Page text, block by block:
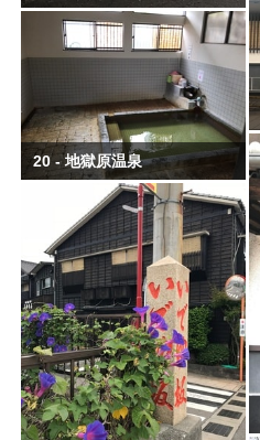
20 - 地獄原温泉